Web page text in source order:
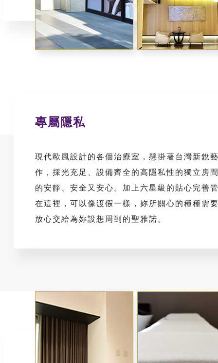
專屬隱私
現代歐風設計的各個治療室，懸掛著台灣新銳
作，採光充足、設備齊全的高隱私性的獨立房
的安靜、安全又安心。加上六星級的貼心完善
在這裡，可以像渡假一樣，妳所關心的種種需
放心交給為妳設想周到的聖雅諾。